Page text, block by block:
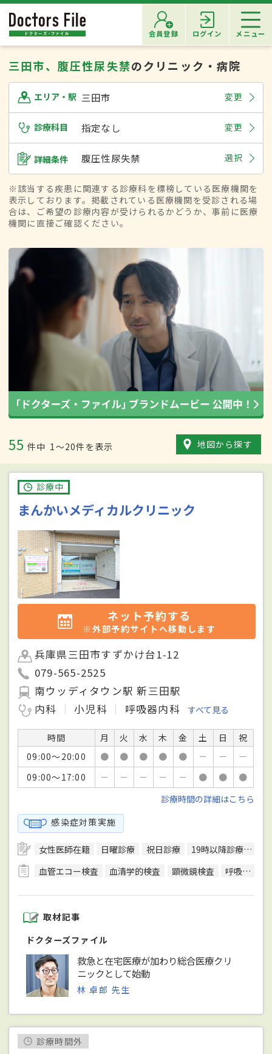
会員登録 ログイン メニュー
三田市、腹圧性尿失禁のクリニック・病院
エリア・駅 三田市 変更
診療科目 指定なし 変更
詳細条件 腹圧性尿失禁 選択
※該当する疾患に関連する診療科を標榜している医療機関を
表示しております。掲載されている医療機関を受診される場
合は、ご希望の診療内容が受けられるかどうか、事前に医療
機関に直接ご確認ください。
55 件中 1〜20件を表示 地図から探す
診療中
まんかいメディカルクリニック
ネット予約する
※外部予約サイトへ移動します
兵庫県三田市すずかけ台1-12
079-565-2525
南ウッディタウン駅 新三田駅
内科
小児科 呼吸器内科 すべて見る
時間 月 火 水 木 金 土 日
祝
09:00～20:00
● ● ● ● ● － －
－
09:00～17:00
－ － － － － ● ●
●
診療時間の詳細はこちら
感染症対策実施
女性医師在籍 日曜診療 祝日診療 19時以降診療可
血管エコー検査
血清学的検査 顕微鏡検査 呼吸機能検査（スパイロメトリー）
取材記事
ドクターズファイル
救急と在宅医療が加わり総合医療クリ
ニックとして始動
林 卓郎 先生
診療時間外